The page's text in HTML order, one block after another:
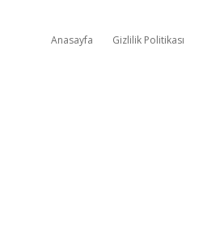
Anasayfa Gizlilik Politikası